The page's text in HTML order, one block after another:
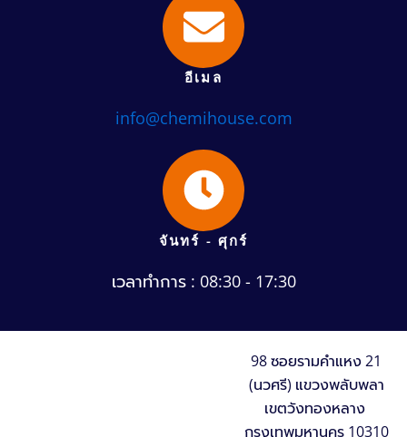
อีเมล
info@chemihouse.com
จันทร์ - ศุกร์
เวลาทำการ : 08:30 - 17:30
98 ซอยรามคำแหง 21
(นวศรี) แขวงพลับพลา
เขตวังทองหลาง
กรุงเทพมหานคร 10310